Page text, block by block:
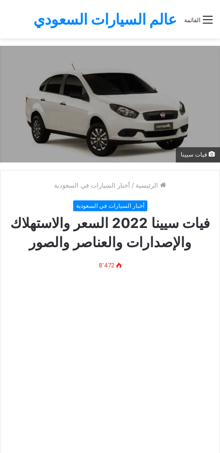
عالم السيارات السعودي القائمة
فيات سيينا
الرئيسية / أخبار السيارات في السعودية
أخبار السيارات في السعودية
فيات سيينا 2022 السعر والاستهلاك
والإصدارات والعناصر والصور
8٬472